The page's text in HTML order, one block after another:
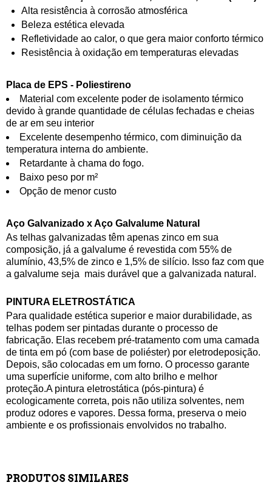
Alta resistência à corrosão atmosférica
Beleza estética elevada
Refletividade ao calor, o que gera maior conforto térmico
Resistência à oxidação em temperaturas elevadas
Placa de EPS - Poliestireno
Material com excelente poder de isolamento térmico
devido à grande quantidade de células fechadas e cheias
de ar em seu interior
Excelente desempenho térmico, com diminuição da
temperatura interna do ambiente.
Retardante à chama do fogo.
Baixo peso por m²
Opção de menor custo
Aço Galvanizado x Aço Galvalume Natural
As telhas galvanizadas têm apenas zinco em sua
composição, já a galvalume é revestida com 55% de
alumínio, 43,5% de zinco e 1,5% de silício. Isso faz com que
a galvalume seja mais durável que a galvanizada natural.
PINTURA ELETROSTÁTICA
Para qualidade estética superior e maior durabilidade, as
telhas podem ser pintadas durante o processo de
fabricação. Elas recebem pré-tratamento com uma camada
de tinta em pó (com base de poliéster) por eletrodeposição.
Depois, são colocadas em um forno. O processo garante
uma superfície uniforme, com alto brilho e melhor
proteção.A pintura eletrostática (pós-pintura) é
ecologicamente correta, pois não utiliza solventes, nem
produz odores e vapores. Dessa forma, preserva o meio
ambiente e os profissionais envolvidos no trabalho.
PRODUTOS SIMILARES